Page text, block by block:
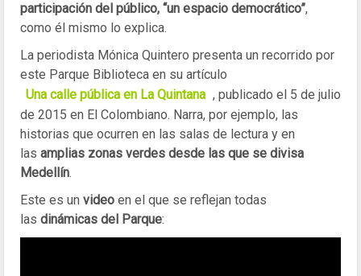
participación del público, “un espacio democrático”,
como él mismo lo explica.
La periodista Mónica Quintero presenta un recorrido por
este Parque Biblioteca en su artículo
Una calle pública en La Quintana , publicado el 5 de julio
de 2015 en El Colombiano. Narra, por ejemplo, las
historias que ocurren en las salas de lectura y en
las amplias zonas verdes desde las que se divisa
Medellín.
Este es un video en el que se reflejan todas
las dinámicas del Parque: